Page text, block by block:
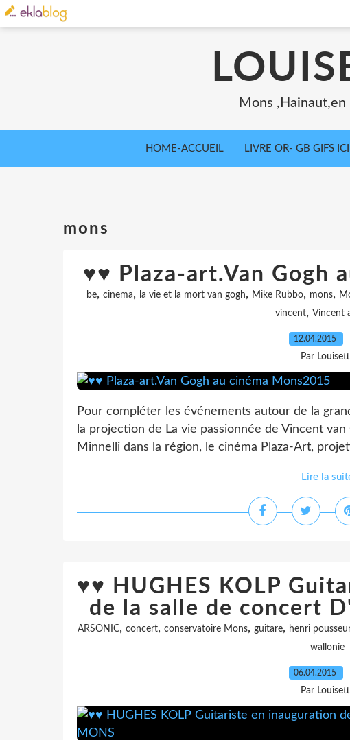
Mons
HOME-ACCUEIL LIVRE OR- GB GIFS ICI
mons
♥♥ Plaza-art.Van Gogh
be, cinema, la vie et la mort van gogh, Mike Rubbo, mons,
vincent, Vincent
12.04.2015
Par
Pour compléter les événements autour de la
la projection de La vie passionnée de Vincent
Minnelli dans la région, le cinéma Plaza-Art,
Lire la
♥♥ HUGHES KOLP
de la salle de concert
ARSONIC, concert, conservatoire Mons, guitare, henri
wallonie
06.04.2015
Par